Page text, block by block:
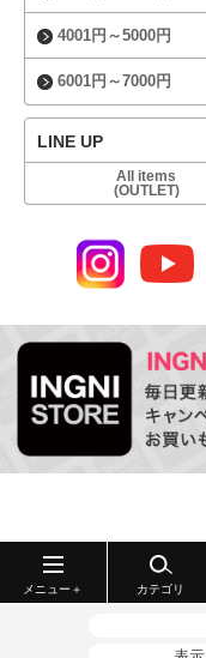
4001円～5000円
6001円～7000円
LINE UP
All items
(OUTLET)
メニュー＋ カテゴリ